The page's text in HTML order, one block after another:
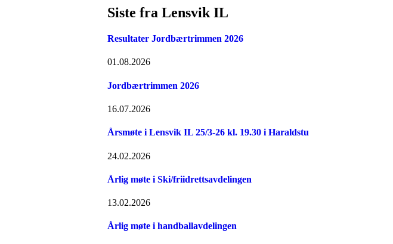
Siste fra Lensvik IL
Resultater Jordbærtrimmen 2026
01.08.2026
Jordbærtrimmen 2026
16.07.2026
Årsmøte i Lensvik IL 25/3-26 kl. 19.30 i Haraldstu
24.02.2026
Årlig møte i Ski/friidrettsavdelingen
13.02.2026
Årlig møte i handballavdelingen